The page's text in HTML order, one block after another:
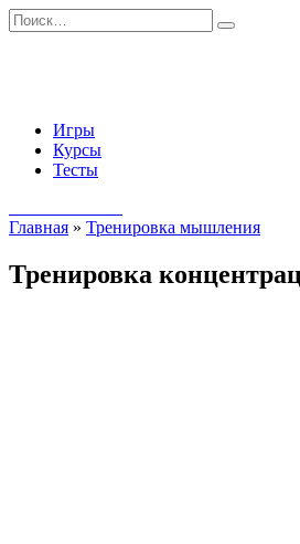
Перейти
к
Search
for:
Игры
Курсы
Тесты
Главная » Тренировка мышления
Тренировка